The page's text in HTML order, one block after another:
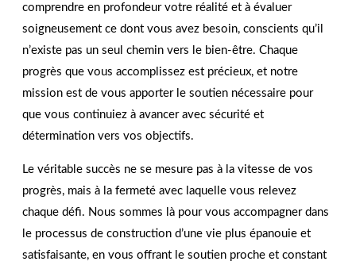
comprendre en profondeur votre réalité et à évaluer
soigneusement ce dont vous avez besoin, conscients qu’il
n’existe pas un seul chemin vers le bien-être. Chaque
progrès que vous accomplissez est précieux, et notre
mission est de vous apporter le soutien nécessaire pour
que vous continuiez à avancer avec sécurité et
détermination vers vos objectifs.
Le véritable succès ne se mesure pas à la vitesse de vos
progrès, mais à la fermeté avec laquelle vous relevez
chaque défi. Nous sommes là pour vous accompagner dans
le processus de construction d’une vie plus épanouie et
satisfaisante, en vous offrant le soutien proche et constant